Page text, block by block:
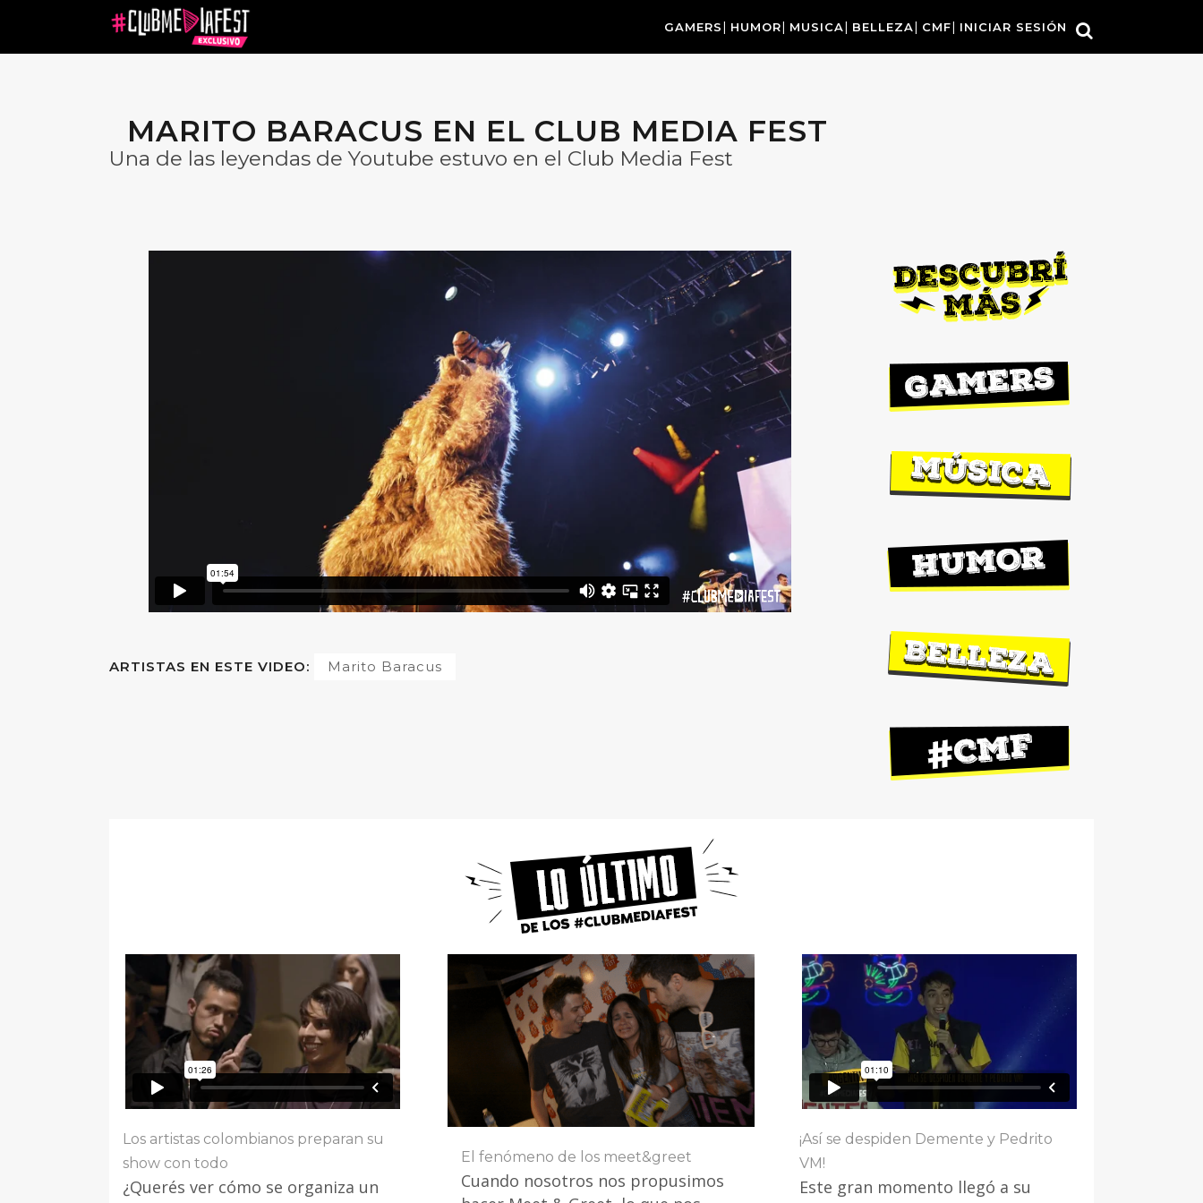
GAMERS HUMOR MUSICA BELLEZA CMF INICIAR SESIÓN
MARITO BARACUS EN EL CLUB MEDIA FEST
Una de las leyendas de Youtube estuvo en el Club Media Fest
ARTISTAS EN ESTE VIDEO: Marito Baracus
Los artistas colombianos preparan su
show con todo
¿Querés ver cómo se organiza un
El fenómeno de los meet&greet
Cuando nosotros nos propusimos
¡Así se despiden Demente y Pedrito
VM!
Este gran momento llegó a su